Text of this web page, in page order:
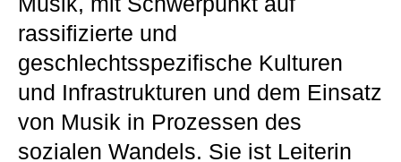
rassifizierte und
geschlechtsspezifische Kulturen
und Infrastrukturen und dem Einsatz
von Musik in Prozessen des
sozialen Wandels. Sie ist Leiterin